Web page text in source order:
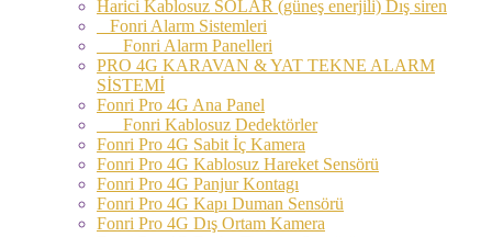
Harici Kablosuz SOLAR (güneş enerjili) Dış siren
Fonri Alarm Sistemleri
Fonri Alarm Panelleri
PRO 4G KARAVAN & YAT TEKNE ALARM
SİSTEMİ
Fonri Pro 4G Ana Panel
Fonri Kablosuz Dedektörler
Fonri Pro 4G Sabit İç Kamera
Fonri Pro 4G Kablosuz Hareket Sensörü
Fonri Pro 4G Panjur Kontagı
Fonri Pro 4G Kapı Duman Sensörü
Fonri Pro 4G Dış Ortam Kamera